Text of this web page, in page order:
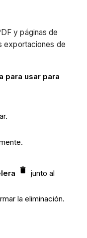
y páginas de
exportaciones de
para usar para
junto al
la eliminación.